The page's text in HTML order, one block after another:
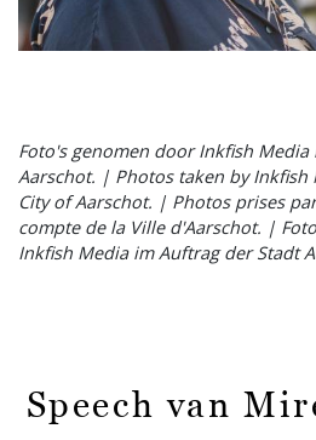
Foto's genomen door Inkfish
Aarschot. | Photos taken by
City of Aarschot. | Photos prises
compte de la Ville d'Aarschot. |
Inkfish Media im Auftrag der Stadt
Speech van